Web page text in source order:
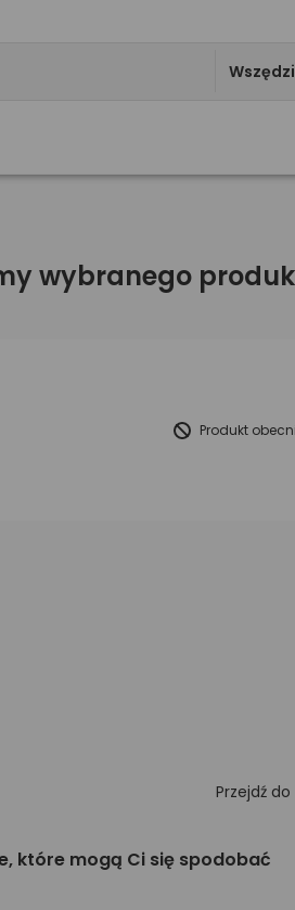
wybranego
Produkt
Przejdź do
które mogą Ci się spodobać